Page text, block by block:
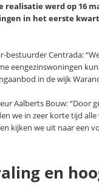
realisatie werd op 16
in het eerste
bestuurder Centrada:
eengezinswoningen
in de wijk
Aalberts Bouw: “Door
we in zeer korte tijd
kijken we uit naar een
en